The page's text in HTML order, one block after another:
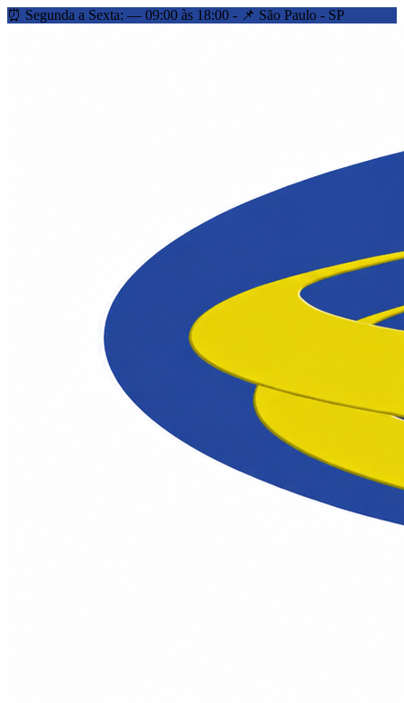
⏰ Segunda a Sexta: — 09:00 às 18:00 - 📌 São Paulo - SP